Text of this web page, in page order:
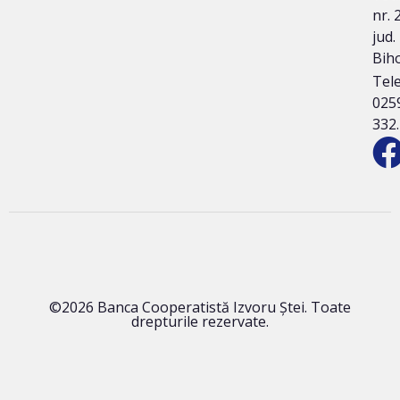
nr.
jud.
©2026 Banca Cooperatistă Izvoru Ștei. Toate
drepturile rezervate.